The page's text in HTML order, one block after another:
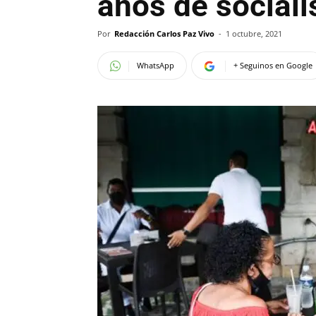
Por Redacción Carlos Paz Vivo - 1 octubre, 2021
WhatsApp + Seguinos en Google